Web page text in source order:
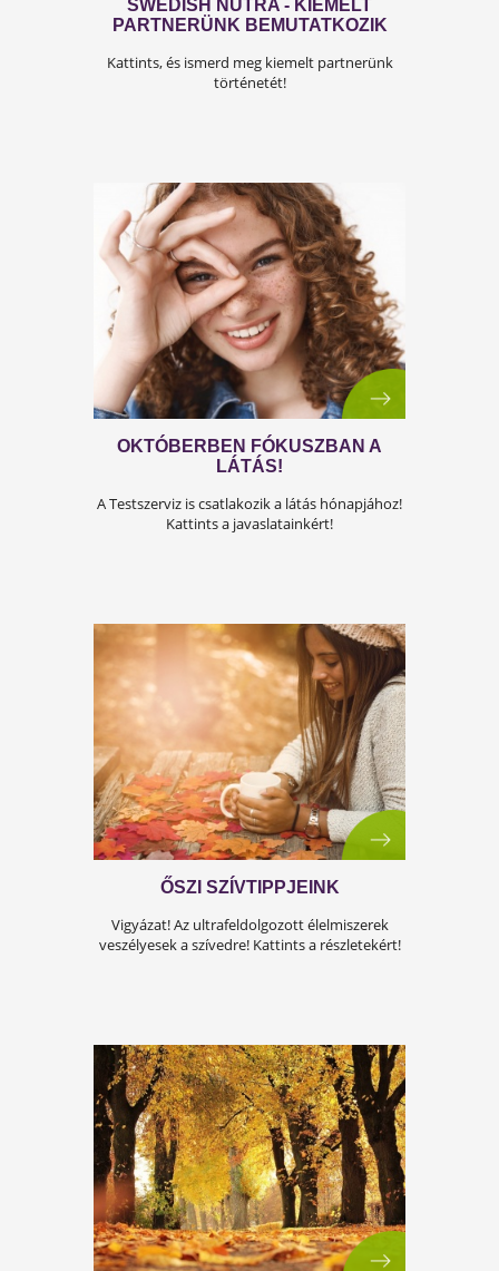
PRÉMIUM RÁNCTALANÍTÁS
Kattints, és ismerd meg kiemelt partnerünk
történetét!
OKTÓBERBEN FÓKUSZBAN A
LÁTÁS!
A Testszerviz is csatlakozik a látás
Kattints a javaslatainkért!